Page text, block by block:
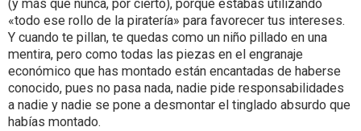
(y más que nunca, por cierto), porque estabas utilizando
«todo ese rollo de la piratería» para favorecer tus intereses.
Y cuando te pillan, te quedas como un niño pillado en una
mentira, pero como todas las piezas en el engranaje
económico que has montado están encantadas de haberse
conocido, pues no pasa nada, nadie pide responsabilidades
a nadie y nadie se pone a desmontar el tinglado absurdo que
habías montado.